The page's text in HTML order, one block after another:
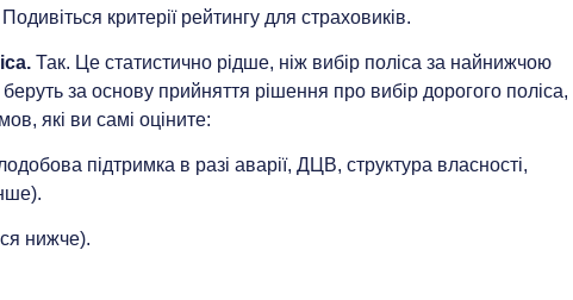
критерії рейтингу для страховиків.
Так. Це статистично рідше, ніж вибір поліса за найнижчою
беруть за основу прийняття рішення про вибір дорогого поліса,
які ви самі оціните:
підтримка в разі аварії, ДЦВ, структура власності,
нижче).